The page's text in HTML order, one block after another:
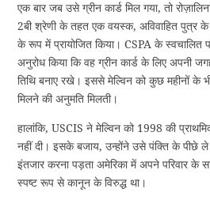
एक बार जब उसे ग्रीन कार्ड मिल गया, तो
2बी श्रेणी के तहत एक वयस्क, अविवाहित पुत्र के
के रूप में प्रायोजित किया। CSPA के स्वचालित
अनुरोध किया कि वह ग्रीन कार्ड के लिए अपनी
तिथि बनाए रखे। इससे मेल्विन को कुछ महीनों के
मिलने की अनुमति मिलती।
हालांकि, USCIS ने मेल्विन को 1998 की
नहीं दी। इसके बजाय, उन्होंने उसे पंक्ति के पीछे
इंतजार करना पड़ता अमेरिका में अपने परिवार के
स्पष्ट रूप से कानून के विरुद्ध था।